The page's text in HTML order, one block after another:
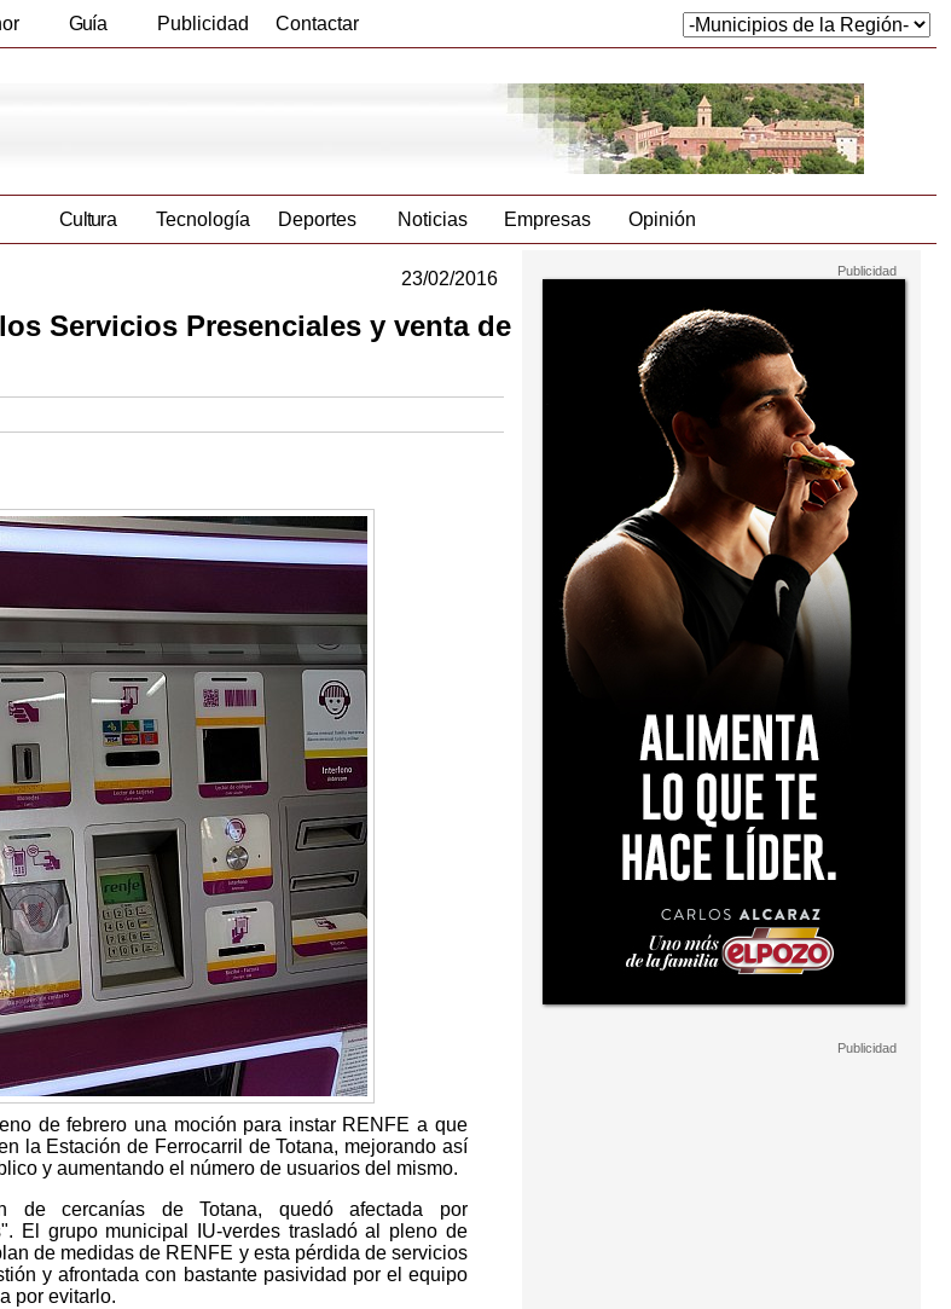
Guía Publicidad Contactar
Cultura Tecnología Deportes Noticias Empresas Opinión
23/02/2016
Servicios Presenciales y venta de
de febrero una moción para instar RENFE a que
la Estación de Ferrocarril de Totana, mejorando así
y aumentando el número de usuarios del mismo.
cercanías de Totana, quedó afectada por
El grupo municipal IU-verdes trasladó al pleno de
de medidas de RENFE y esta pérdida de servicios
y afrontada con bastante pasividad por el equipo
por evitarlo.